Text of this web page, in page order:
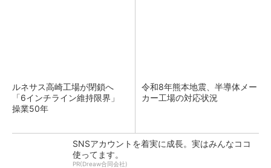
ルネサス高崎工場が閉鎖へ
「6インチライン維持限界」
操業50年
令和8年熊本地震、半導体メー
カー工場の対応状況
SNSアカウントを着実に成長。実はみんなココ
使ってます。
PR(Dreaw合同会社)